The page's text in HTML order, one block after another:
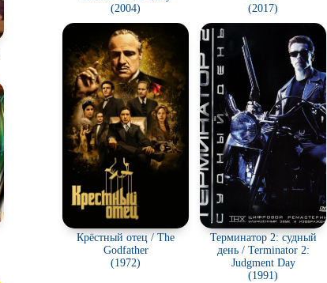
(2004)
(2017)
Крёстный отец / The
Godfather
(1972)
Терминатор 2: судный
день / Terminator 2:
Judgment Day
(1991)